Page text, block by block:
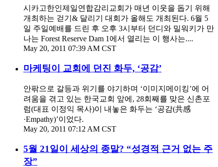
시카고한인제일연합감리교회가 매년 이웃을 돕기 위해
개최하는 걷기& 달리기 대회가 올해도 개최된다. 6월 5
일 주일예배를 드린 후 오후 3시부터 던디와 밀워키가 만
나는 Forest Reserve Dam 1에서 열리는 이 행사는....
May 20, 2011 07:39 AM CST
마케팅이 교회에 던진 화두, ‘공감’
안팎으로 갈등과 위기를 야기하며 ‘이미지메이킹’에 어
려움을 겪고 있는 한국교회 앞에, 28회째를 맞은 신촌포
럼(대표 이정익 목사)이 내놓은 화두는 ‘공감(共感
·Empathy)’이었다.
May 20, 2011 07:12 AM CST
5월 21일이 세상의 종말? “성경적 근거 없는 주
장”